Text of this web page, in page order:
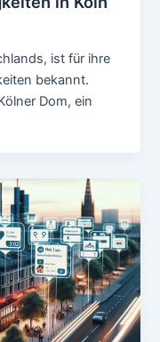
ist für ihre
bekannt.
Dom, ein